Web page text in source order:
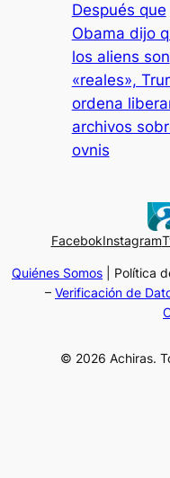
Después que
Obama dijo
los aliens son
«reales»,
ordena
archivos
ovnis
FacebokInstagram
Quiénes Somos | Política
– Verificación de
© 2026 Achiras.